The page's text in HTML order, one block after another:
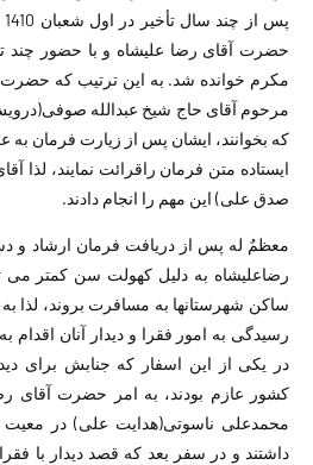
حضرت آقای رضا علیشاه و با حضور چند
مکرم خوانده شد. به این ترتیب که حضرت
مرحوم آقای حاج شیخ عبدالله
که بخوانند، ایشان پس از زیارت فرمان به
ایستاده متن فرمان راقرائت نمایند،
صدق علی) این مهم را انجام دادند.
معظمٌ له پس از دریافت فرمان ارشاد و
رضاعلیشاه به دلیل کهولت سن کمتر می
ساکن شهرستانها به مسافرت بروند، لذا
رسیدگی به امور فقرا و دیدار آنان
در یکی از این اسفار که جنابش برای
کشور عازم بودند، به امر حضرت آقای
محمدعلی ناسوتی(هدایت علی) در معیت
داشتند و در سفر بعد که قصد دیدار با